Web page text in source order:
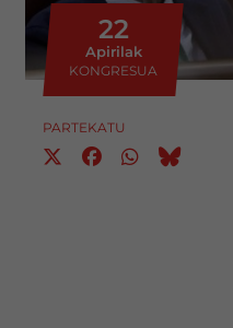
22
Apirilak
KONGRESUA
PARTEKATU